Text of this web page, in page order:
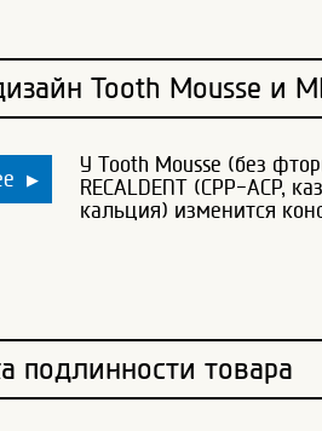
Tooth Mousse и
▶
У Tooth Mousse (без
RECALDENT (CPP-
кальция) изменится
подлинности товара